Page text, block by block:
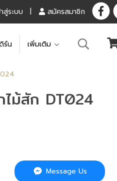
สู่ระบบ สมัครสมาชิก
ร์น เพิ่มเติม
ไม้สัก DT024
Message Us